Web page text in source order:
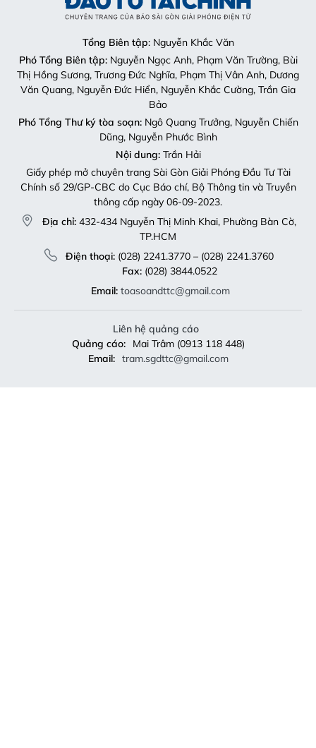
Tổng Biên tập: Nguyễn Khắc Văn
Phó Tổng Biên tập:Nguyễn Ngọc Anh, Phạm Văn Trường, Bùi
Thị Hồng Sương, Trương Đức Nghĩa, Phạm Thị Vân Anh, Dương
Văn Quang, Nguyễn Đức Hiển, Nguyễn Khắc Cường, Trần Gia
Bảo
Phó Tổng Thư ký tòa soạn:Ngô Quang Trưởng, Nguyễn Chiến
Dũng, Nguyễn Phước Bình
Nội dung:Trần Hải
Giấy phép mở chuyên trang Sài Gòn Giải Phóng Đầu Tư Tài
Chính số 29/GP-CBC do Cục Báo chí, Bộ Thông tin và Truyền
thông cấp ngày 06-09-2023.
Địa chỉ: 432-434 Nguyễn Thị Minh Khai, Phường Bàn Cờ,
TP.HCM
Điện thoại:(028) 2241.3770 – (028) 2241.3760
Fax:(028) 3844.0522
Email: toasoandttc@gmail.com
Liên hệ quảng cáo
Quảng cáo:
Mai Trâm (0913 118 448)
Email: tram.sgdttc@gmail.com